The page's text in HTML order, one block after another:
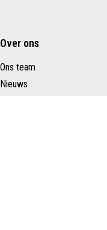
Over ons
Ons team
Nieuws